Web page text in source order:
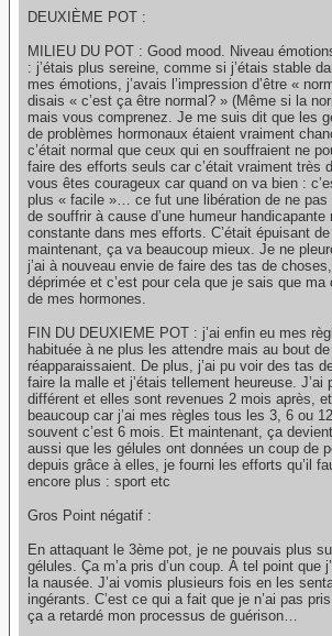
DEUXIÈME POT :
MILIEU DU POT : Good mood. Niveau
: j’étais plus sereine, comme si j’étais stable
mes émotions, j’avais l’impression d’être «
disais « c’est ça être normal? » (Même si la
mais vous comprenez. Je me suis dit que les
de problèmes hormonaux étaient vraiment
c’était normal que ceux qui en souffraient ne
faire des efforts seuls car c’était vraiment très
vous êtes courageux car quand on va bien :
plus « facile »… ce fut une libération de ne pas
de souffrir à cause d’une humeur handicapante
constante dans mes efforts. C’était épuisant
maintenant, ça va beaucoup mieux. Je ne
j’ai à nouveau envie de faire des tas de
déprimée et c’est pour cela que je sais que ma
de mes hormones.
FIN DU DEUXIEME POT : j’ai enfin eu mes
habituée à ne plus les attendre mais au bout
réapparaissaient. De plus, j’ai pu voir des tas
faire la malle et j’étais tellement heureuse. J’ai
différent et elles sont revenues 2 mois après,
beaucoup car j’ai mes règles tous les 3, 6 ou
souvent c’est 6 mois. Et maintenant, ça
aussi que les gélules ont données un coup de
depuis grâce à elles, je fourni les efforts qu’il
encore plus : sport etc
Gros Point négatif :
En attaquant le 3ème pot, je ne pouvais plus
gélules. Ça m’a pris d’un coup. À tel point que
la nausée. J’ai vomis plusieurs fois en les
ingérants. C’est ce qui a fait que je n’ai pas
ça a retardé mon processus de guérison…